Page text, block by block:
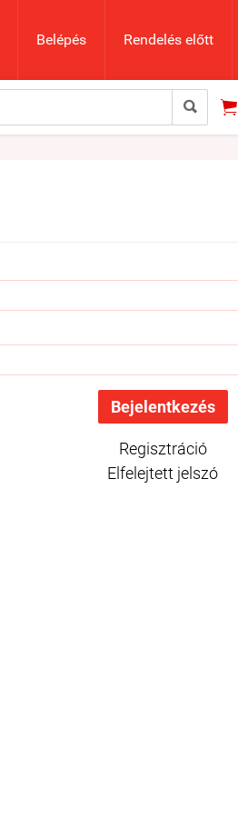
Belépés Rendelés előtt
 
Regisztráció
Elfelejtett jelszó